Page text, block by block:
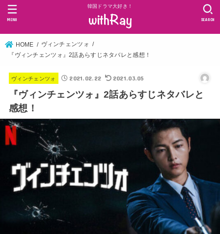
韓国ドラマ大好き！
SEARCH
MENU
HOME
ヴィンチェンツォ
『ヴィンチェンツォ』2話あらすじネタバレと感想！
ヴィンチェンツォ 2021.02.22 2021.03.05
『ヴィンチェンツォ』2話あらすじネタバレと
感想！